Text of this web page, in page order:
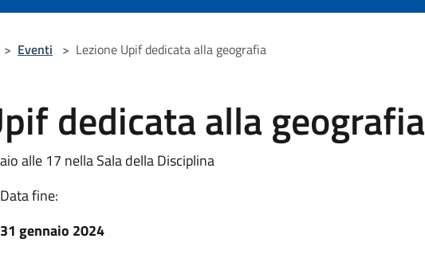
> Eventi > Lezione Upif dedicata alla geografia
dedicata alla geografia
alle 17 nella Sala della Disciplina
Data fine:
31 gennaio 2024